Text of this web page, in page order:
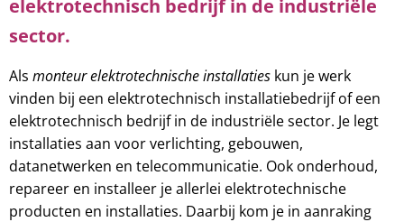
elektrotechnisch bedrijf in de industriële
sector.
Als monteur elektrotechnische installaties kun je werk
vinden bij een elektrotechnisch installatiebedrijf of een
elektrotechnisch bedrijf in de industriële sector. Je legt
installaties aan voor verlichting, gebouwen,
datanetwerken en telecommunicatie. Ook onderhoud,
repareer en installeer je allerlei elektrotechnische
producten en installaties. Daarbij kom je in aanraking